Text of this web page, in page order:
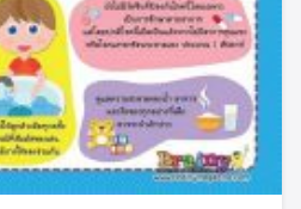
Search